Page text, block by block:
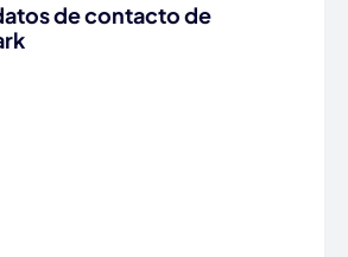
de contacto de